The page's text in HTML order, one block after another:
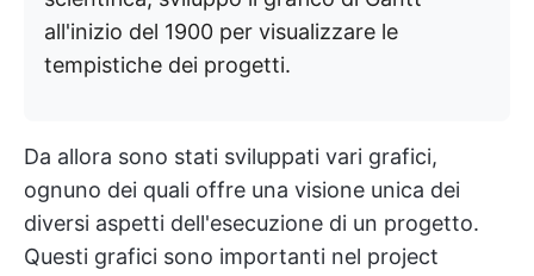
all'inizio del 1900 per visualizzare le
tempistiche dei progetti.
Da allora sono stati sviluppati vari grafici,
ognuno dei quali offre una visione unica dei
diversi aspetti dell'esecuzione di un progetto.
Questi grafici sono importanti nel project